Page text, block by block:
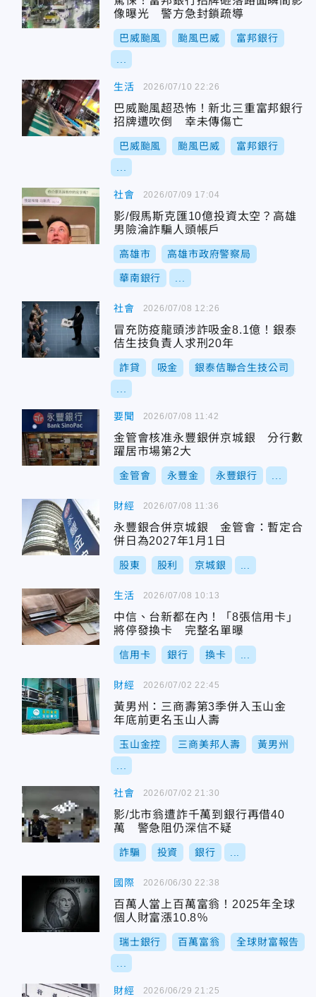
像曝光 警方急封鎖疏導
巴威颱風 颱風巴威 富邦銀行
生活
巴威颱風超恐怖！新北三重富邦銀行
招牌遭吹倒 幸未傳傷亡
巴威颱風 颱風巴威 富邦銀行
2026/07/10 22:26
社會
影/假馬斯克匯10億投資太空？高雄
男險淪詐騙人頭帳戶
高雄市 高雄市政府警察局
華南銀行
2026/07/09 17:04
社會
冒充防疫龍頭涉詐吸金8.1億！銀泰
佶生技負責人求刑20年
詐貸 吸金 銀泰佶聯合生技公司
2026/07/08 12:26
要聞
金管會核准永豐銀併京城銀 分行數
躍居市場第2大
金管會 永豐金 永豐銀行
2026/07/08 11:42
財經
永豐銀合併京城銀 金管會：暫定合
併日為2027年1月1日
股東 股利 京城銀
2026/07/08 11:36
生活
中信、台新都在內！「8張信用卡」
將停發換卡 完整名單曝
信用卡 銀行 換卡
2026/07/08 10:13
財經
黃男州：三商壽第3季併入玉山金
年底前更名玉山人壽
玉山金控 三商美邦人壽 黃男州
2026/07/02 22:45
社會
影/北市翁遭詐千萬到銀行再借40
萬 警急阻仍深信不疑
詐騙 投資 銀行
2026/07/02 21:30
國際
百萬人當上百萬富翁！2025年全球
個人財富漲10.8％
瑞士銀行 百萬富翁 全球財富報告
2026/06/30 22:38
財經 2026/06/29 21:25